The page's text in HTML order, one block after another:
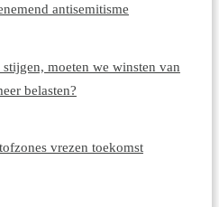
antisemitisme
moeten we winsten van
belasten?
vrezen toekomst